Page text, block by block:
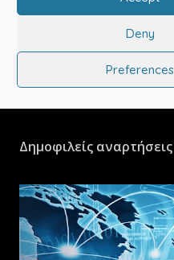
Δημοφιλείς